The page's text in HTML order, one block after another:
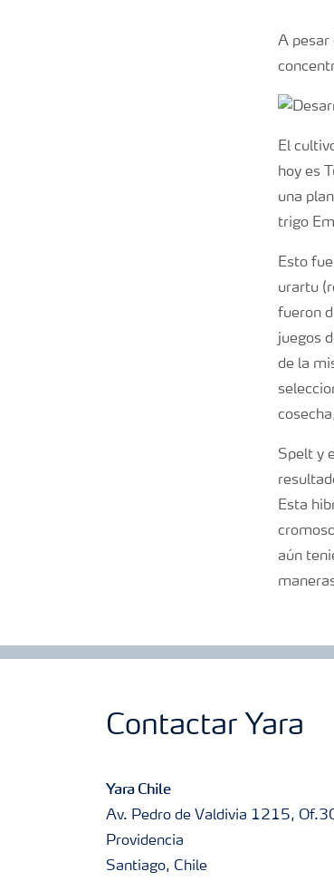
A pesar
El
hoy es
una
trigo
Esto
urartu
fueron
juegos
de la
Spelt y
Esta
aún
Contactar Yara
Yara Chile
Av. Pedro de Valdivia 1215,
Providencia
Santiago, Chile